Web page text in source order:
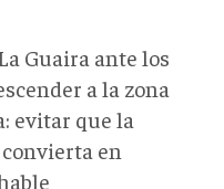
Guaira ante los
a la zona
evitar que la
en